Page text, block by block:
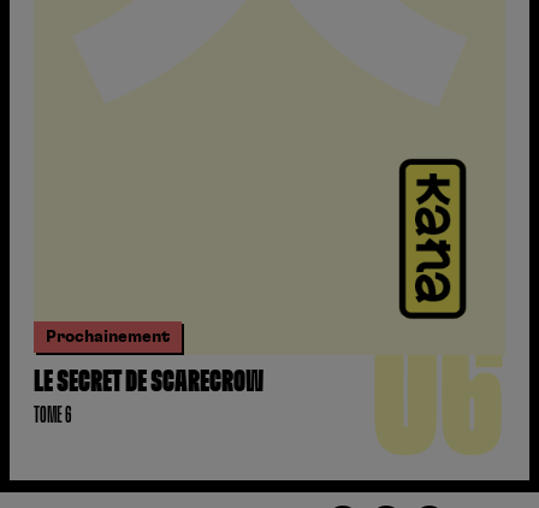
Prochainement
LE SECRET DE SCARECROW
TOME 6 06